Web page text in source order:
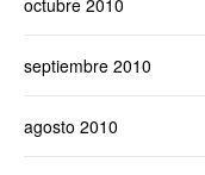
septiembre 2010
agosto 2010